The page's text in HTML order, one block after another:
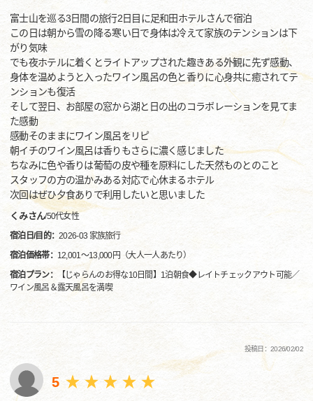
富士山を巡る3日間の旅行2日目に足和田ホテルさんで宿泊
この日は朝から雪の降る寒い日で身体は冷えて家族のテンションは下
がり気味
でも夜ホテルに着くとライトアップされた趣きある外観に先ず感動、
身体を温めようと入ったワイン風呂の色と香りに心身共に癒されてテ
ンションも復活
そして翌日、お部屋の窓から湖と日の出のコラボレーションを見てま
た感動
感動そのままにワイン風呂をリピ
朝イチのワイン風呂は香りもさらに濃く感じました
ちなみに色や香りは葡萄の皮や種を原料にした天然ものとのこと
スタッフの方の温かみある対応で心休まるホテル
次回はぜひ夕食ありで利用したいと思いました
くみさん/50代女性
宿泊日/目的：2026-03 家族旅行
宿泊価格帯： 12,001～13,000円（大人一人あたり）
宿泊プラン：
【じゃらんのお得な10日間】1泊朝食◆レイトチェックアウト可能／
ワイン風呂＆露天風呂を満喫
投稿日：2026/02/02
5